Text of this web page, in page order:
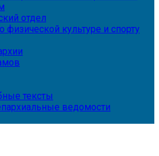
отдел
физической культуре и спорту
тексты
ведомости